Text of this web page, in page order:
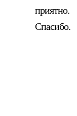
приятно.
Спасибо.